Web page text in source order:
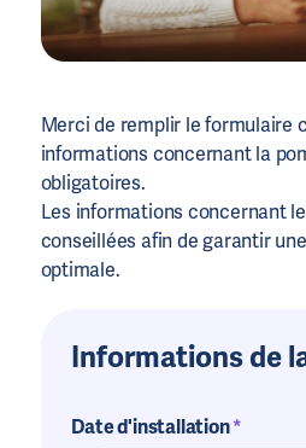
Merci de remplir le formulaire
informations concernant la
obligatoires.
Les informations concernant
conseillées afin de garantir
optimale.
Informations de
Date d'installation